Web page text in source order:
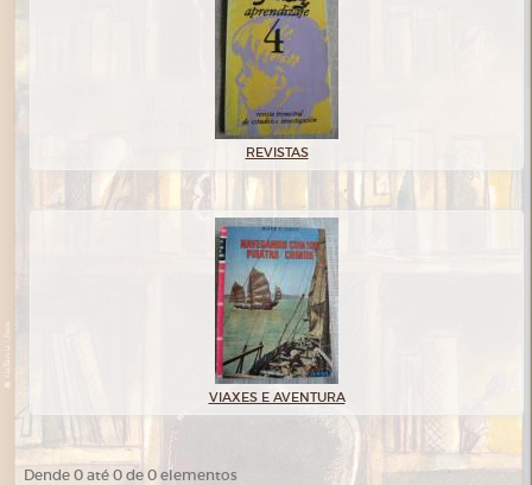
REVISTAS
VIAXES E AVENTURA
Dende 0 até 0 de 0 elementos